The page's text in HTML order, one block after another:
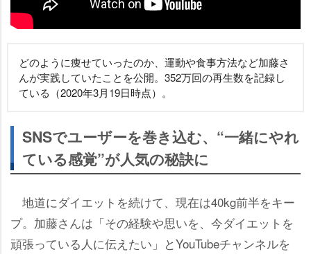
どのように痩せていったのか、運動や食事方法など加藤さ
んが実践していたことを公開。352万回の再生数を記録し
ている（2020年3月19日時点）。
SNSでユーザーを巻き込む、“一緒にやれ
ている感覚”が人気の秘訣に
地道にダイエットを続けて、現在は40kg前半をキー
プ。加藤さんは「その経験や思いを、今ダイエットを
頑張っている人に伝えたい」とYouTubeチャンネルを